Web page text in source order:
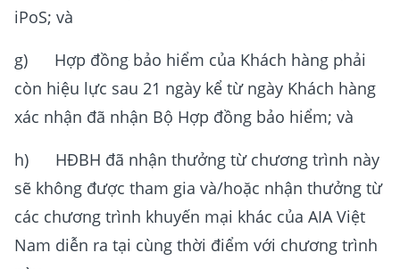
iPoS; và
g) Hợp đồng bảo hiểm của Khách hàng phải
còn hiệu lực sau 21 ngày kể từ ngày Khách hàng
xác nhận đã nhận Bộ Hợp đồng bảo hiểm; và
h) HĐBH đã nhận thưởng từ chương trình này
sẽ không được tham gia và/hoặc nhận thưởng từ
các chương trình khuyến mại khác của AIA Việt
Nam diễn ra tại cùng thời điểm với chương trình